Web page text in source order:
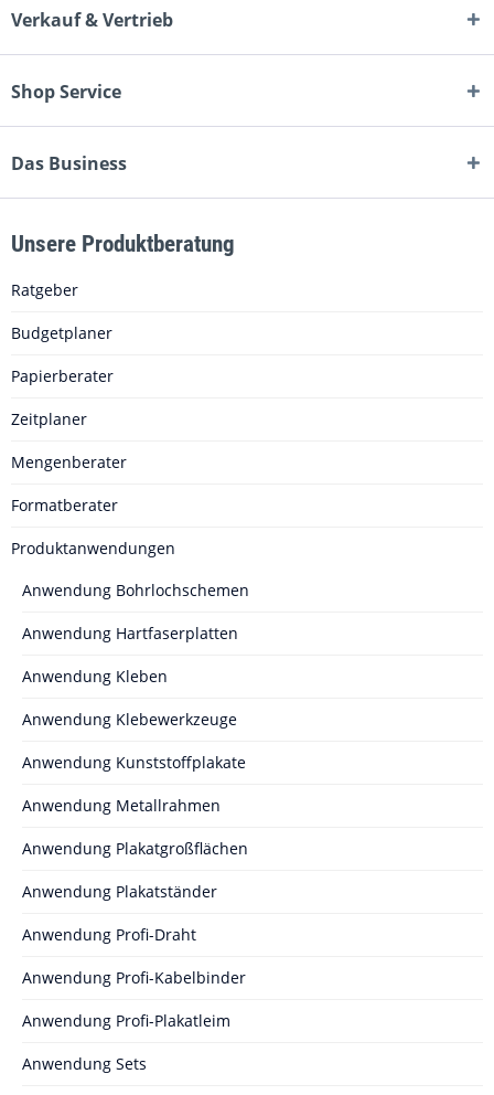
Verkauf & Vertrieb
Shop Service
Das Business
Unsere Produktberatung
Ratgeber
Budgetplaner
Papierberater
Zeitplaner
Mengenberater
Formatberater
Produktanwendungen
Anwendung Bohrlochschemen
Anwendung Hartfaserplatten
Anwendung Kleben
Anwendung Klebewerkzeuge
Anwendung Kunststoffplakate
Anwendung Metallrahmen
Anwendung Plakatgroßflächen
Anwendung Plakatständer
Anwendung Profi-Draht
Anwendung Profi-Kabelbinder
Anwendung Profi-Plakatleim
Anwendung Sets